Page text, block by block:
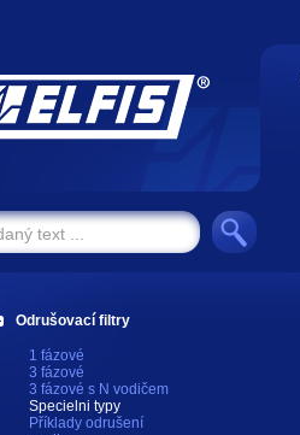
Odrušovací filtry
1 fázové
3 fázové
3 fázové s N vodičem
Specielni typy
Příklady odrušení